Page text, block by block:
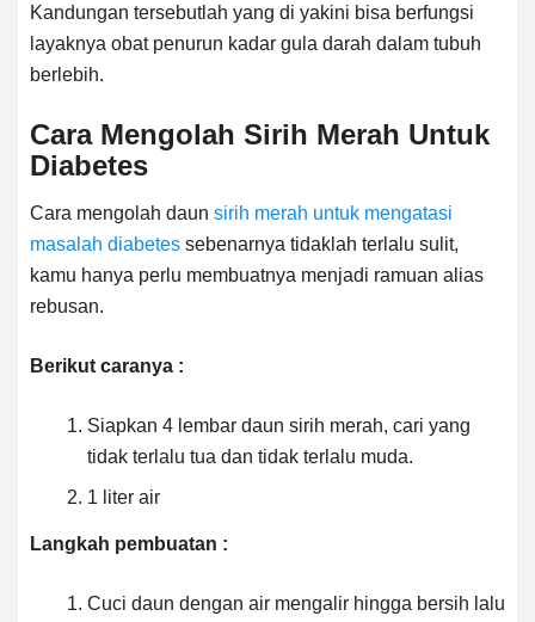
Kandungan tersebutlah yang di yakini bisa berfungsi
layaknya obat penurun kadar gula darah dalam tubuh
berlebih.
Cara Mengolah Sirih Merah Untuk
Diabetes
Cara mengolah daun sirih merah untuk mengatasi
masalah diabetes sebenarnya tidaklah terlalu sulit,
kamu hanya perlu membuatnya menjadi ramuan alias
rebusan.
Berikut caranya :
Siapkan 4 lembar daun sirih merah, cari yang
tidak terlalu tua dan tidak terlalu muda.
1 liter air
Langkah pembuatan :
Cuci daun dengan air mengalir hingga bersih lalu